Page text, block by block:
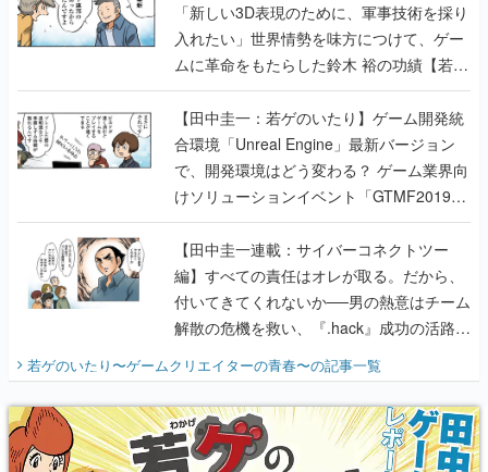
「新しい3D表現のために、軍事技術を採り
入れたい」世界情勢を味方につけて、ゲー
ムに革命をもたらした鈴木 裕の功績【若ゲ
のいたり】
【田中圭一：若ゲのいたり】ゲーム開発統
合環境「Unreal Engine」最新バージョン
で、開発環境はどう変わる？ ゲーム業界向
けソリューションイベント「GTMF2019」
に行って、より理解を深めよう【PR】
【田中圭一連載：サイバーコネクトツー
編】すべての責任はオレが取る。だから、
付いてきてくれないか──男の熱意はチーム
解散の危機を救い、『.hack』成功の活路を
開く。業界の快男児・松山 洋に流れる血は
『少年ジャンプ』色だった【若ゲのいた
り】
若ゲのいたり〜ゲームクリエイターの青春〜の記事一覧